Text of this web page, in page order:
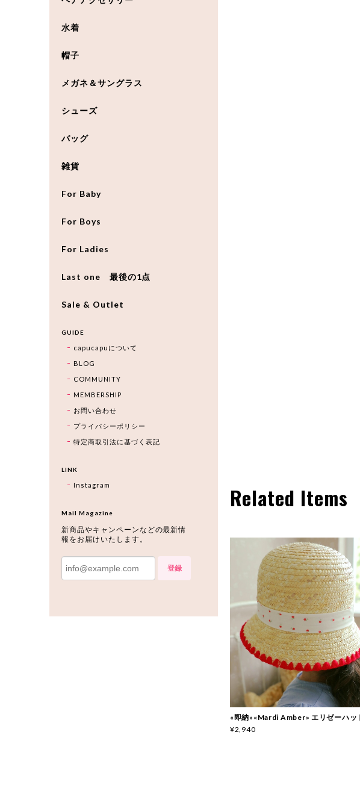
Related Items
«即納»«Mardi Amber» エリゼーハ
¥2,940
水着
帽子
メガネ＆サングラス
シューズ
バッグ
雑貨
For Baby
For Boys
For Ladies
Last one 最後の1点
Sale & Outlet
GUIDE
capucapuについて
BLOG
COMMUNITY
MEMBERSHIP
お問い合わせ
プライバシーポリシー
特定商取引法に基づく表記
LINK
Instagram
Mail Magazine
新商品やキャンペーンなどの最新情
報をお届けいたします。
登録